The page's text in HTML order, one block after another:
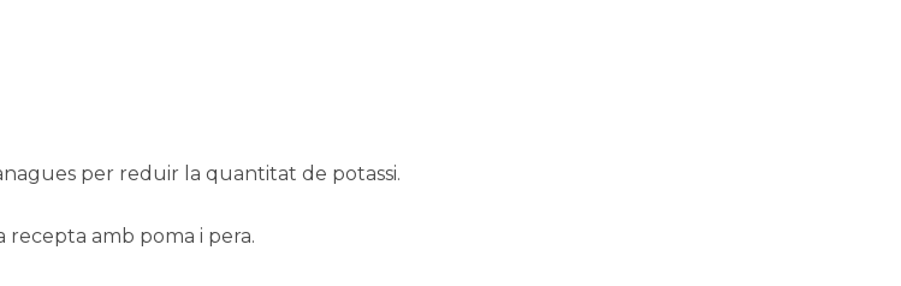
per reduir la quantitat de potassi.
amb poma i pera.